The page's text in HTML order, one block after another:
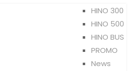
HINO 300
HINO 500
HINO BUS
PROMO
News